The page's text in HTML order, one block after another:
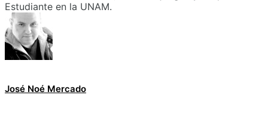
Estudiante en la UNAM.
José Noé Mercado